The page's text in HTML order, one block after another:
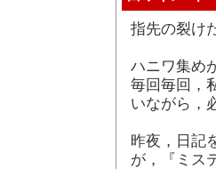
指先の裂け
ハニワ集め
毎回毎回，
いながら，
昨夜，日記
が，『ミス